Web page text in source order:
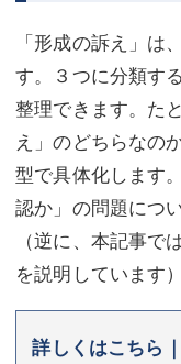
「形成の訴え」は
す。３つに分類す
整理できます。た
え」のどちらなの
型で具体化します
認か」の問題につ
（逆に、本記事で
を説明しています）
詳しくはこちら